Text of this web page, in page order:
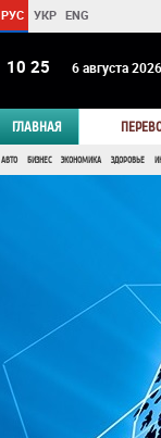
РУС УКР ENG
10 26 6 августа 2026
ГЛАВНАЯ
АВТО БИЗНЕС ЭКОНОМИКА ЗДОРОВЬЕ